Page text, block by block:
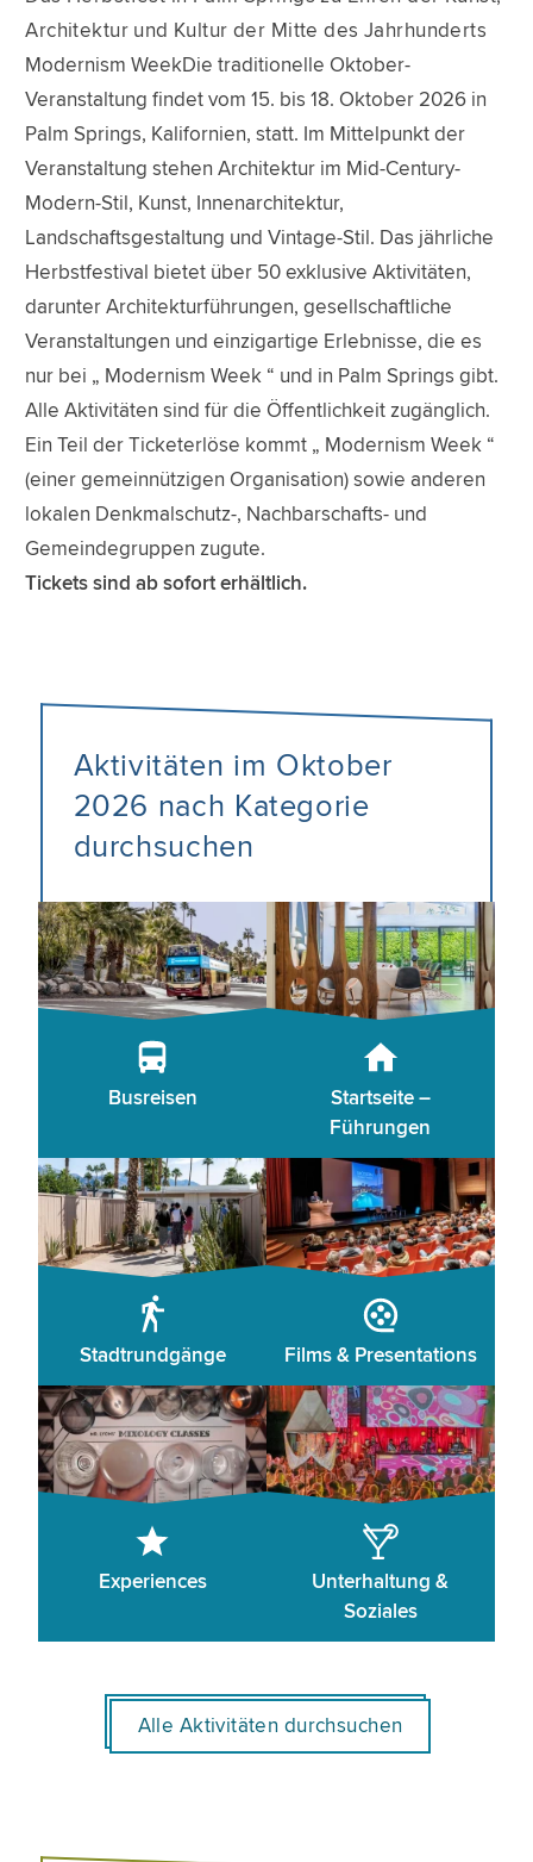
Architektur und Kultur der Mitte des Jahrhunderts
Modernism WeekDie traditionelle Oktober-
Veranstaltung findet vom 15. bis 18. Oktober 2026 in
Palm Springs, Kalifornien, statt. Im Mittelpunkt der
Veranstaltung stehen Architektur im Mid-Century-
Modern-Stil, Kunst, Innenarchitektur,
Landschaftsgestaltung und Vintage-Stil. Das jährliche
Herbstfestival bietet über 50 exklusive Aktivitäten,
darunter Architekturführungen, gesellschaftliche
Veranstaltungen und einzigartige Erlebnisse, die es
nur bei „ Modernism Week “ und in Palm Springs gibt.
Alle Aktivitäten sind für die Öffentlichkeit zugänglich.
Ein Teil der Ticketerlöse kommt „ Modernism Week “
(einer gemeinnützigen Organisation) sowie anderen
lokalen Denkmalschutz-, Nachbarschafts- und
Gemeindegruppen zugute.
Tickets sind ab sofort erhältlich.
Aktivitäten im Oktober
2026 nach Kategorie
durchsuchen
Busreisen
Startseite –
Führungen
Stadtrundgänge Films & Presentations
Experiences
Unterhaltung &
Soziales
Alle Aktivitäten durchsuchen